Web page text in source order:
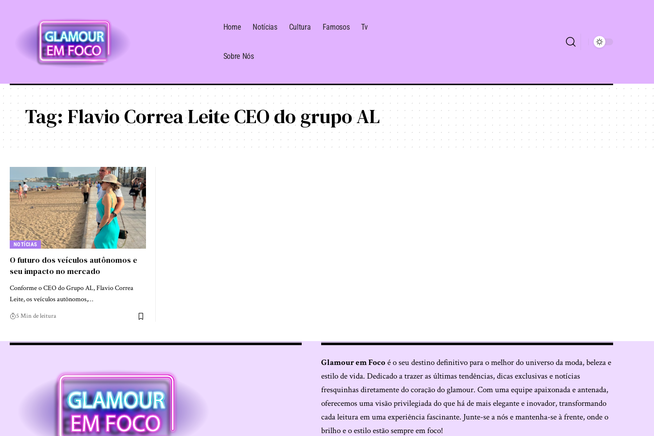
Home Notícias Cultura Famosos Tv
Sobre Nós
Tag: Flavio Correa Leite CEO do grupo AL
NOTÍCIAS
O futuro dos veículos autônomos e
seu impacto no mercado
Conforme o CEO do Grupo AL, Flavio Correa
Leite, os veículos autônomos,…
5 Min de leitura
Glamour em Focoé o seu destino definitivo para o melhor do universo da moda, beleza e
estilo de vida. Dedicado a trazer as últimas tendências, dicas exclusivas e notícias
fresquinhas diretamente do coração do glamour. Com uma equipe apaixonada e antenada,
oferecemos uma visão privilegiada do que há de mais elegante e inovador, transformando
cada leitura em uma experiência fascinante. Junte-se a nós e mantenha-se à frente, onde o
brilho e o estilo estão sempre em foco!